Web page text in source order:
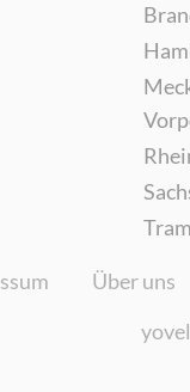
Über uns